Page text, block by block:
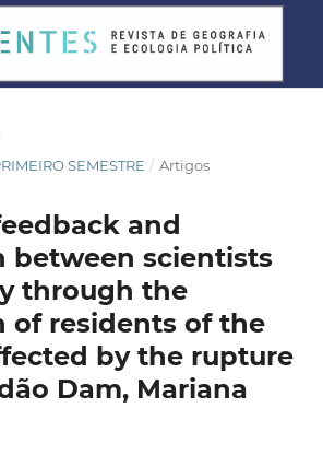
SEMESTRE / Artigos
and
between scientists
through the
of residents of the
by the rupture
Dam, Mariana